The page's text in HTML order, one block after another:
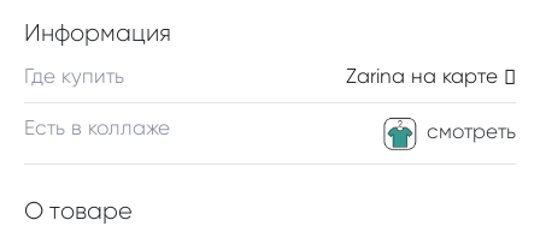
Информация
Zarina на карте
Где купить
смотреть
Есть в коллаже
О товаре